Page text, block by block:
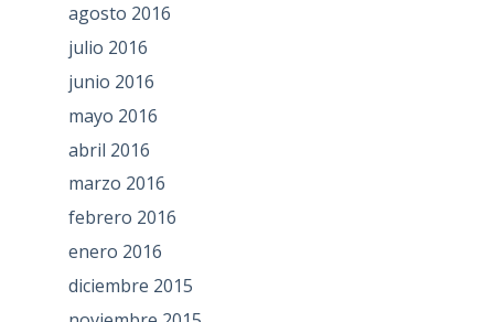
agosto 2016
julio 2016
junio 2016
mayo 2016
abril 2016
marzo 2016
febrero 2016
enero 2016
diciembre 2015